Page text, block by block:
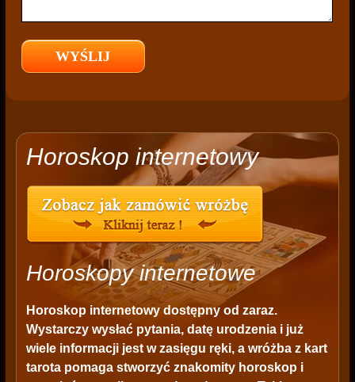
Horoskop internetowy
Horoskopy internetowe
Horoskop internetowy dostępny od zaraz.
Wystarczy wysłać pytania, datę urodzenia i już
wiele informacji jest w zasięgu ręki, a wróżba z kart
tarota pomaga stworzyć znakomity horoskop i